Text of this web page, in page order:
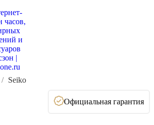
Seiko
Официальная гарантия